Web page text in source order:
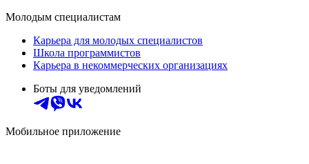
Молодым специалистам
Карьера для молодых специалистов
Школа программистов
Карьера в некоммерческих организациях
Боты для уведомлений
Мобильное приложение